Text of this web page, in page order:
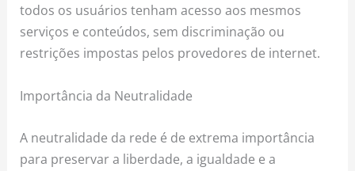
todos os usuários tenham acesso aos mesmos
serviços e conteúdos, sem discriminação ou
restrições impostas pelos provedores de internet.
Importância da Neutralidade
A neutralidade da rede é de extrema importância
para preservar a liberdade, a igualdade e a